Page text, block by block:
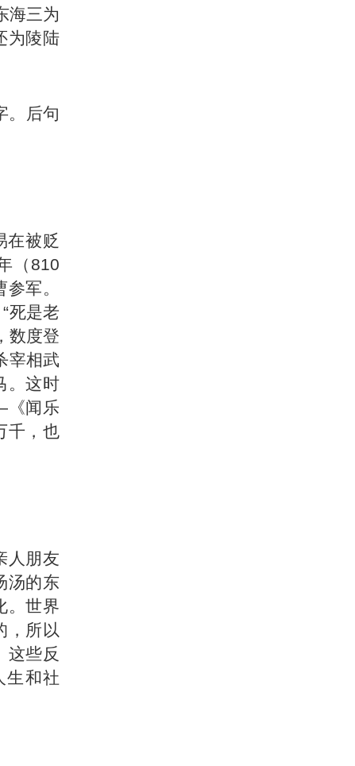
海三为
为陵陆
。后句
在被贬
（810
军。
死是老
数度登
宰相武
。这时
《闻乐
千，也
人朋友
汤的东
。世界
，所以
这些反
生和社